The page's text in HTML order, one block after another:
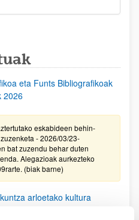
eta Funts Bibliografikoak
2026
eskabideen behin-
- 2026/03/23-
bat zuzendu behar duten
Alegazioak aurkezteko
(biak barne)
arloetako kultura